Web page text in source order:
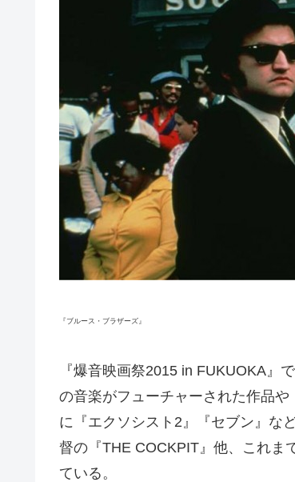
『ブルース・ブラザーズ』
『爆音映画祭2015 in FUKUOKA』
の音楽がフューチャーされた作品
に『エクソシスト2』『セブン』な
督の『THE COCKPIT』他、これま
ている。